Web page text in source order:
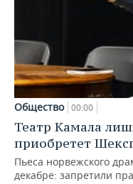
Общество 00:00
Театр Камала
приобретет
Пьеса норвежского
декабре: запретили